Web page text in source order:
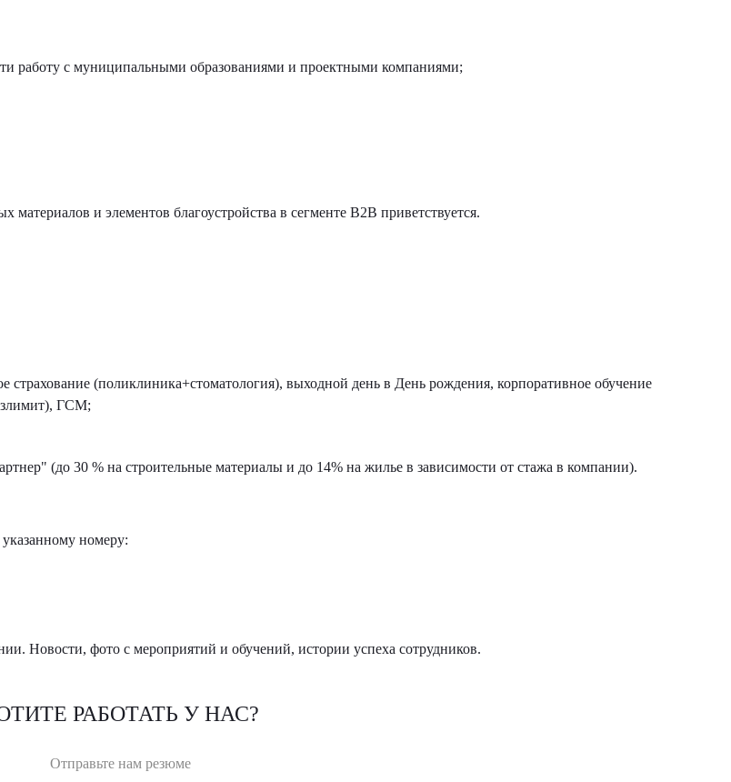
работу с муниципальными образованиями и проектными компаниями;
и элементов благоустройства в сегменте B2B приветствуется.
(поликлиника+стоматология), выходной день в День рождения, корпоративное обучение
ГСМ;
(до 30 % на строительные материалы и до 14% на жилье в зависимости от стажа в компании).
номеру:
Новости, фото с мероприятий и обучений, истории успеха сотрудников.
РАБОТАТЬ У НАС?
Отправьте нам резюме